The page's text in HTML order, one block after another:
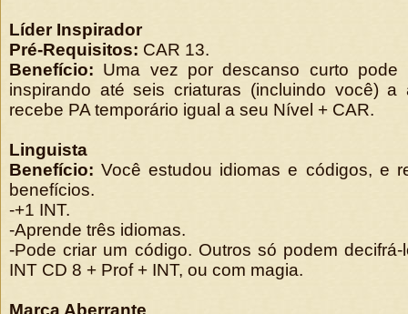
Líder Inspirador
Pré-Requisitos: CAR 13.
Benefício: Uma vez por descanso curto pode
inspirando até seis criaturas (incluindo você)
recebe PA temporário igual a seu Nível + CAR.
Linguista
Benefício:Você estudou idiomas e códigos, e
benefícios.
-+1 INT.
-Aprende três idiomas.
-Pode criar um código. Outros só podem
INT CD 8 + Prof + INT, ou com magia.
Marca Aberrante